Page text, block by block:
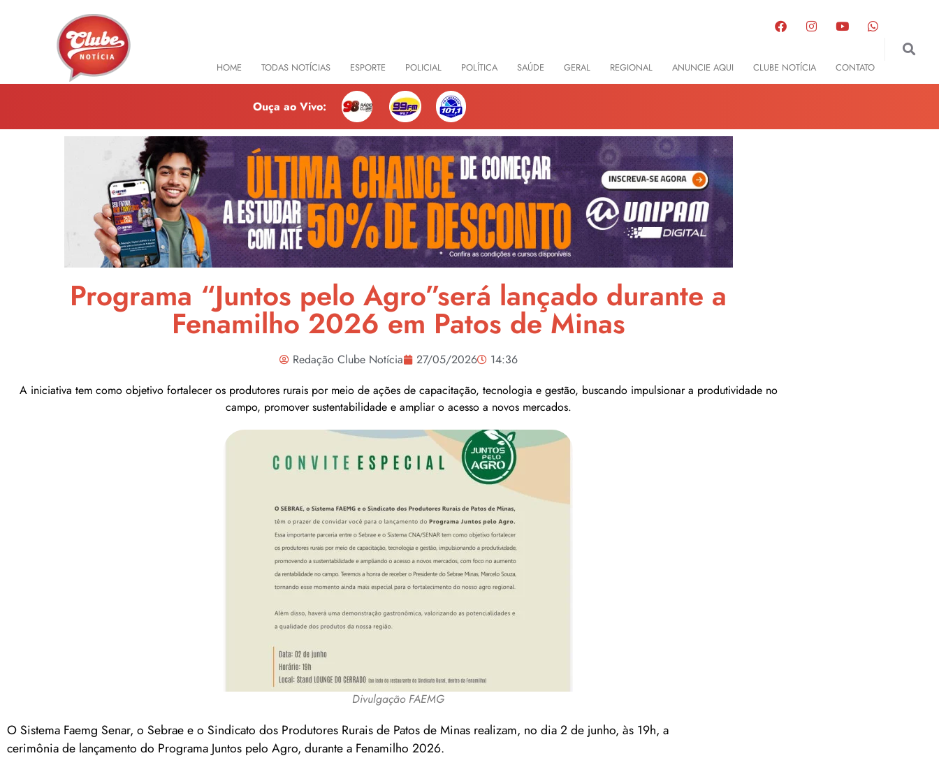
HOME TODAS NOTÍCIAS ESPORTE POLICIAL POLÍTICA SAÚDE GERAL REGIONAL ANUNCIE AQUI CLUBE NOTÍCIA CONTATO
Ouça ao Vivo:
Programa “Juntos pelo Agro”será lançado durante a
Fenamilho 2026 em Patos de Minas
Redação Clube Notícia 27/05/2026
14:36
A iniciativa tem como objetivo fortalecer os produtores rurais por meio de ações de capacitação, tecnologia e gestão, buscando impulsionar a produtividade no
campo, promover sustentabilidade e ampliar o acesso a novos mercados.
Divulgação FAEMG
O Sistema Faemg Senar, o Sebrae e o Sindicato dos Produtores Rurais de Patos de Minas realizam, no dia 2 de junho, às 19h, a
cerimônia de lançamento do Programa Juntos pelo Agro, durante a Fenamilho 2026.